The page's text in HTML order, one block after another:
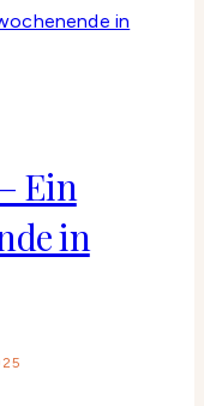
Ein
in